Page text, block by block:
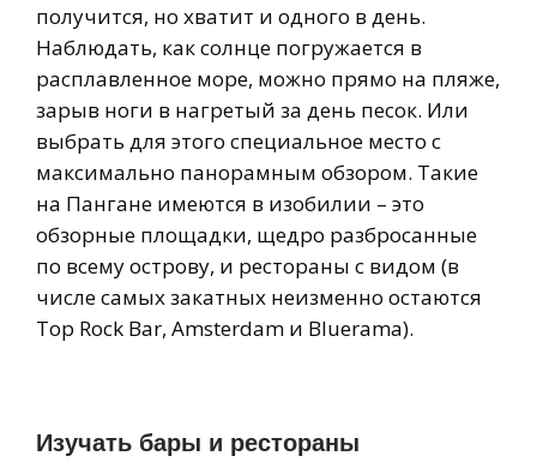
получится, но хватит и одного в день.
Наблюдать, как солнце погружается в
расплавленное море, можно прямо на пляже,
зарыв ноги в нагретый за день песок. Или
выбрать для этого специальное место с
максимально панорамным обзором. Такие
на Пангане имеются в изобилии – это
обзорные площадки, щедро разбросанные
по всему острову, и рестораны с видом (в
числе самых закатных неизменно остаются
Top Rock Bar, Amsterdam и Bluerama).
Изучать бары и рестораны